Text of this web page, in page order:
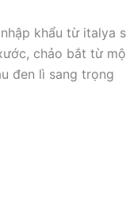
khẩu từ italya
chảo bắt từ
đen lì sang trọng